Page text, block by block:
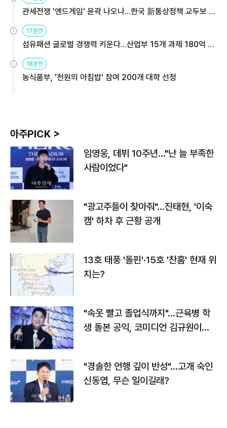
관세전쟁 '엔드게임' 윤곽 나오나…한국 新통상정책 교두보 활
17분전
섬유패션 글로벌 경쟁력 키운다…산업부 15개 과제 180억 지
18분전
농식품부, '천원의 아침밥' 참여 200개 대학 선정
아주PICK >
임영웅, 데뷔 10주년…"난 늘 부족한
사람이었다"
"광고주들이 찾아줘"…진태현, '이숙
캠' 하차 후 근황 공개
13호 태풍 '돌핀'·15호 '찬홈' 현재 위
치는?
"속옷 빨고 졸업식까지"…근육병 학
생 돌본 공익, 코미디언 김규원이었
"경솔한 언행 깊이 반성"…고개 숙인
신동엽, 무슨 일이길래?